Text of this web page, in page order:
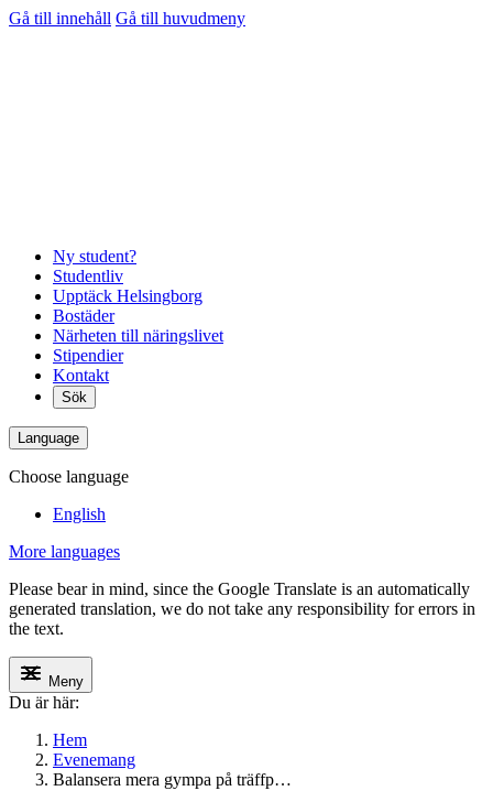
Gå till innehåll Gå till huvudmeny
Ny student?
Studentliv
Upptäck Helsingborg
Bostäder
Närheten till näringslivet
Stipendier
Kontakt
Sök
Language
Choose language
English
More languages
Please bear in mind, since the Google Translate is an automatically
generated translation, we do not take any responsibility for errors in
the text.
Meny
Du är här:
Hem
Evenemang
Balansera mera gympa på träffp…